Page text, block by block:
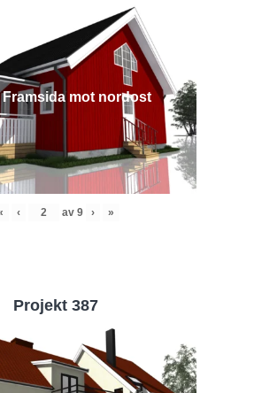
Framsida mot nordost
‹ av 9 › »
Projekt 387